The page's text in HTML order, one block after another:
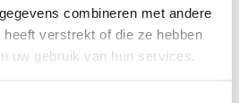
combineren met andere
verstrekt of die ze hebben
uw gebruik van hun services.